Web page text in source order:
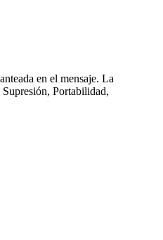
en el mensaje. La
Portabilidad,